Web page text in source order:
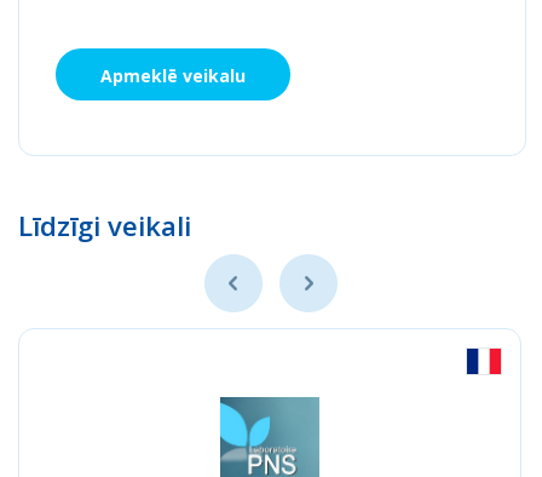
Apmeklē veikalu
Līdzīgi veikali